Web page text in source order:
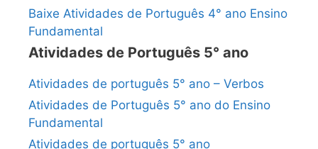
Baixe Atividades de Português 4° ano Ensino
Fundamental
Atividades de Português 5° ano
Atividades de português 5° ano – Verbos
Atividades de Português 5° ano do Ensino
Fundamental
Atividades de português 5° ano